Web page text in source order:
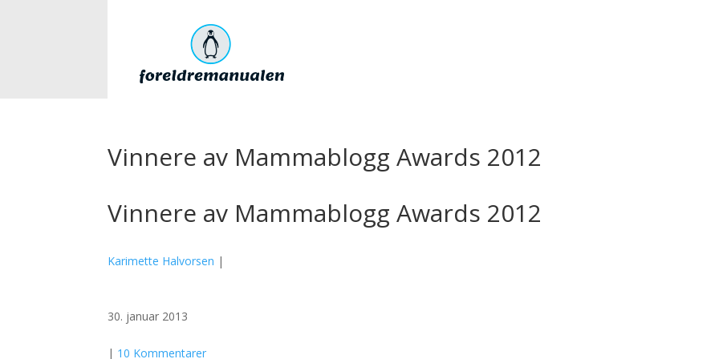
Vinnere av Mammablogg Awards 2012
Vinnere av Mammablogg Awards 2012
Karimette Halvorsen |
30. januar 2013
| 10 Kommentarer